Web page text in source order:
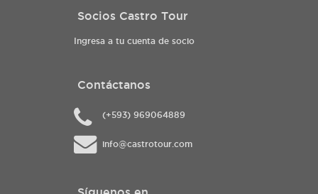
Socios Castro Tour
Ingresa a tu cuenta de socio
Contáctanos
(+593) 969064889
info@castrotour.com